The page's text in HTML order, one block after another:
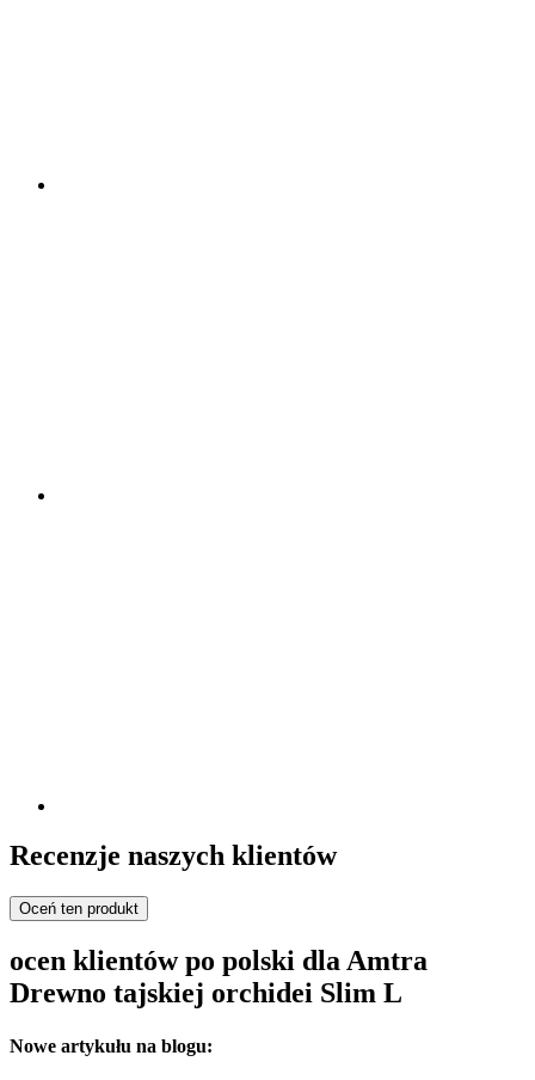
Recenzje naszych klientów
Oceń ten produkt
ocen klientów po polski dla Amtra
Drewno tajskiej orchidei Slim L
Nowe artykułu na blogu: